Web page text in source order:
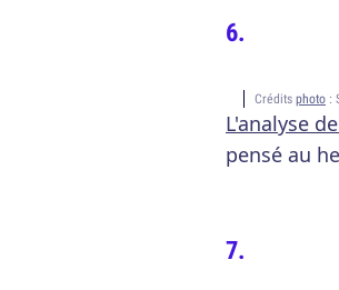
Crédits photo :
L'analyse
pensé au